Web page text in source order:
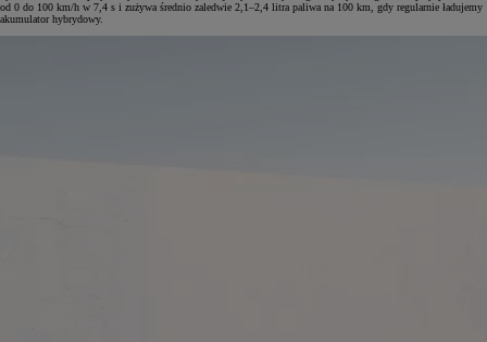
od 0 do 100 km/h w 7,4 s i zużywa średnio zaledwie 2,1–2,4 litra paliwa na 100 km, gdy regularnie ładujemy
akumulator hybrydowy.